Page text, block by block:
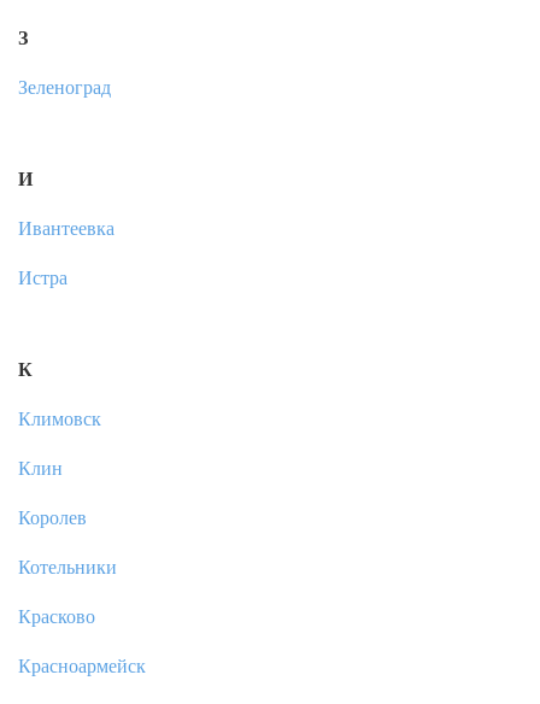
З
Зеленоград
И
Ивантеевка
Истра
К
Климовск
Клин
Королев
Котельники
Красково
Красноармейск